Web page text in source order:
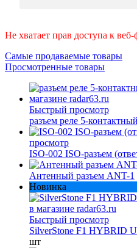
Не хватает прав доступа к
Самые продаваемые товары
Просмотренные товары
Быстрый просмотр
разъем реле 5-
просмотр
ISO-002 ISO-разъем
Антенный разъем ANT-1
Новинка
Быстрый просмотр
SilverStone F1 HYBRID
шт